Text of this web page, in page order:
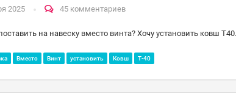
2025 45 комментариев
на навеску вместо винта? Хочу установить ковш Т40.
Вместо Винт установить Ковш Т-40